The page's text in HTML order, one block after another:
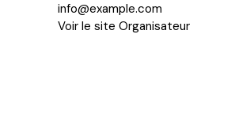
info@example.com
Voir le site Organisateur